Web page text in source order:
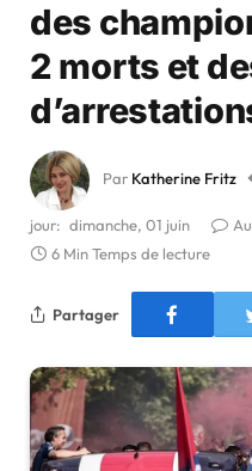
des
2 morts et
Par Katherine Fritz
jour: dimanche, 01 juin
6 Min Temps de lecture
Partager